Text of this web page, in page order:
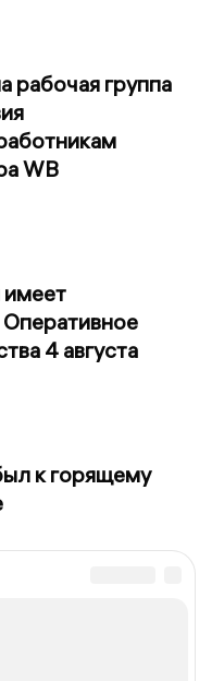
рабочая группа
WB
имеет
4 августа
к горящему